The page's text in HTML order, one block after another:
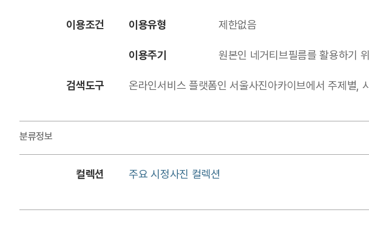
이용조건 이용유형 제한없음
이용주기 원본인 네거티브필름를 활용하기
검색도구 온라인서비스 플랫폼인 서울사진아카이브에서 주제
분류정보
컬렉션 주요 시정사진 컬렉션